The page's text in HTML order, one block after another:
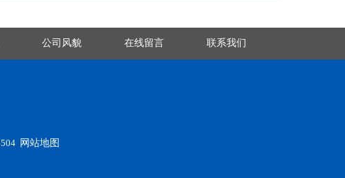
公司风貌 在线留言 联系我们
网站地图